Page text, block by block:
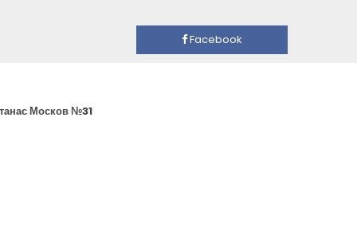
Facebook
Москов №31